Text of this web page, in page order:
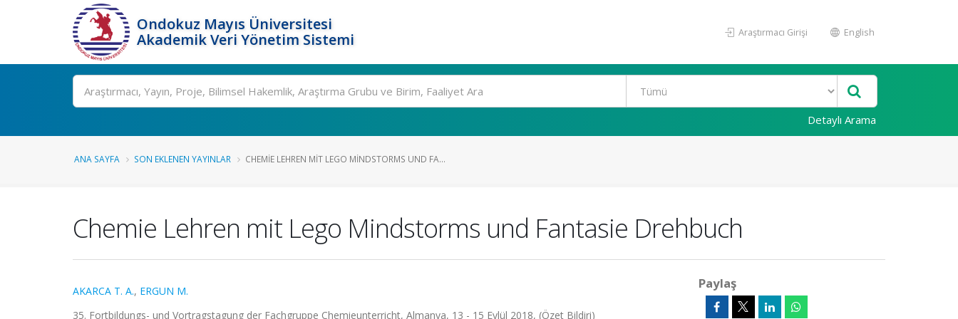
Ondokuz Mayıs Üniversitesi
Akademik Veri Yönetim Sistemi
Araştırmacı Girişi English
Ara
Detaylı Arama
ANA SAYFA SON EKLENEN YAYINLAR CHEMIE LEHREN MIT LEGO MINDSTORMS UND FA...
Chemie Lehren mit Lego Mindstorms und Fantasie Drehbuch
AKARCA T. A., ERGUN M.
35. Fortbildungs- und Vortragstagung der Fachgruppe Chemieunterricht, Almanya, 13 - 15 Eylül 2018, (Özet Bildiri)
Paylaş